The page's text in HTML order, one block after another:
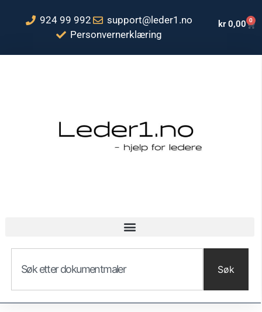
924 99 992
support@leder1.no
Personvernerklæring
kr0,00 0
Søk